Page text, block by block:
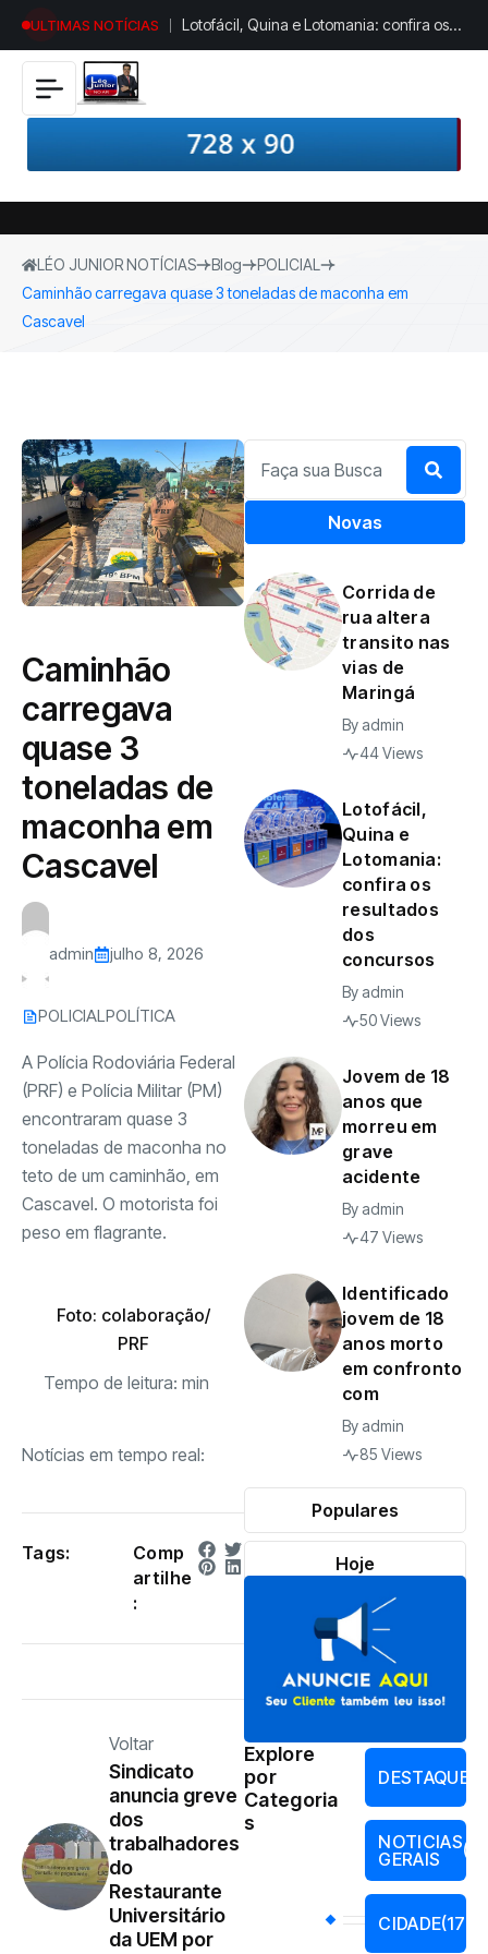
ULTIMAS NOTÍCIAS
Lotofácil, Quina e Lotomania: confira os
resultados dos concursos desta sexta-
LÉO JUNIOR NOTÍCIAS Blog
POLICIAL
Caminhão carregava quase 3 toneladas de maconha em
Cascavel
Caminhão
carregava
quase 3
toneladas de
maconha em
Cascavel
admin julho 8, 2026
POLICIALPOLÍTICA
A Polícia Rodoviária Federal
(PRF) e Polícia Militar (PM)
encontraram quase 3
toneladas de maconha no
teto de um caminhão, em
Cascavel. O motorista foi
peso em flagrante.
Foto: colaboração/
PRF
Tempo de leitura: min
Notícias em tempo real:
Tags:
Comp
artilhe
:
Voltar
Sindicato
anuncia greve
dos
trabalhadores
do
Restaurante
Universitário
da UEM por
Novas
Populares
Hoje
Corrida de
rua altera
transito nas
vias de
Maringá
By admin
44 Views
Lotofácil,
Quina e
Lotomania:
confira os
resultados
dos
concursos
By admin
50 Views
Jovem de 18
anos que
morreu em
grave
acidente
By admin
47 Views
Identificado
jovem de 18
anos morto
em confronto
com
By admin
85 Views
Explore
por
Categoria
s
DESTAQUES
NOTICIAS
GERAIS
CIDADE(177)